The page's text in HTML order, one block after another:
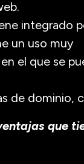
integrado
un uso muy
el que se
de dominio,
que